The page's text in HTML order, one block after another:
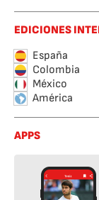
EDICIONES
España
Colombia
México
América
APPS